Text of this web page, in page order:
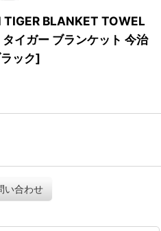
TIGER BLANKET TOWEL
イガー ブランケット 今治
ック]
い合わせ